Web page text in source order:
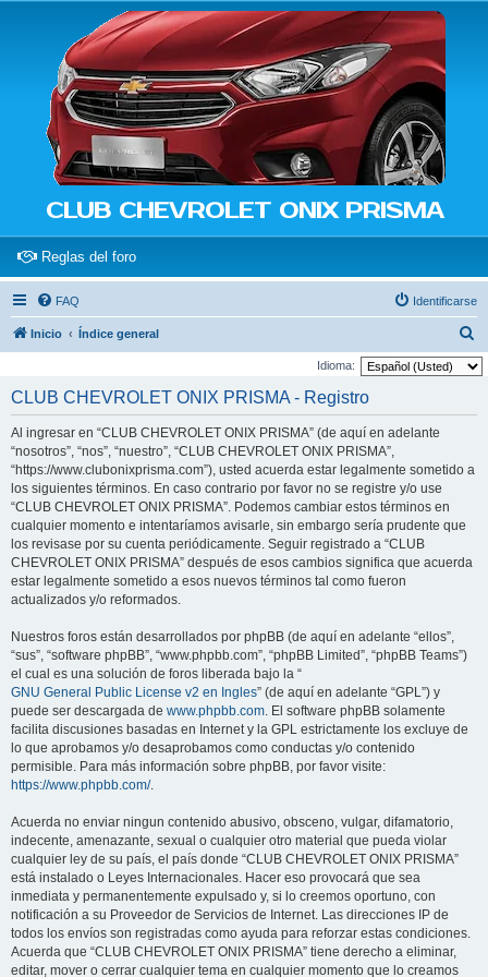
CLUB CHEVROLET ONIX PRISMA
Reglas del foro(Opens a new tab)
FAQ Identificarse
Inicio Índice general
u
Idioma:
CLUB CHEVROLET ONIX PRISMA - Registro
Al ingresar en “CLUB CHEVROLET ONIX PRISMA” (de aquí en adelante
“nosotros”, “nos”, “nuestro”, “CLUB CHEVROLET ONIX PRISMA”,
“https://www.clubonixprisma.com”), usted acuerda estar legalmente sometido a
los siguientes términos. En caso contrario por favor no se registre y/o use
“CLUB CHEVROLET ONIX PRISMA”. Podemos cambiar estos términos en
cualquier momento e intentaríamos avisarle, sin embargo sería prudente que
los revisase por su cuenta periódicamente. Seguir registrado a “CLUB
CHEVROLET ONIX PRISMA” después de esos cambios significa que acuerda
estar legalmente sometido a esos nuevos términos tal como fueron
actualizados y/o reformados.
Nuestros foros están desarrollados por phpBB (de aquí en adelante “ellos”,
“sus”, “software phpBB”, “www.phpbb.com”, “phpBB Limited”, “phpBB Teams”)
el cual es una solución de foros liberada bajo la “
GNU General Public License v2 en Ingles” (de aquí en adelante “GPL”) y
puede ser descargada de www.phpbb.com. El software phpBB solamente
facilita discusiones basadas en Internet y la GPL estrictamente los excluye de
lo que aprobamos y/o desaprobamos como conductas y/o contenido
permisible. Para más información sobre phpBB, por favor visite:
https://www.phpbb.com/.
Acuerda no enviar ningun contenido abusivo, obsceno, vulgar, difamatorio,
indecente, amenazante, sexual o cualquier otro material que pueda violar
cualquier ley de su país, el país donde “CLUB CHEVROLET ONIX PRISMA”
está instalado o Leyes Internacionales. Hacer eso provocará que sea
inmediata y permanentemente expulsado y, si lo creemos oportuno, con
notificación a su Proveedor de Servicios de Internet. Las direcciones IP de
todos los envíos son registradas como ayuda para reforzar estas condiciones.
Acuerda que “CLUB CHEVROLET ONIX PRISMA” tiene derecho a eliminar,
editar, mover o cerrar cualquier tema en cualquier momento que lo creamos